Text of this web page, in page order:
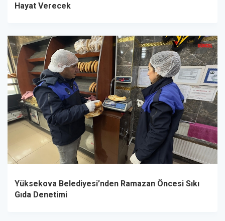
Hayat Verecek
Yüksekova Belediyesi’nden Ramazan Öncesi Sıkı
Gıda Denetimi